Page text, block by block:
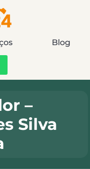
Blog
–
Silva